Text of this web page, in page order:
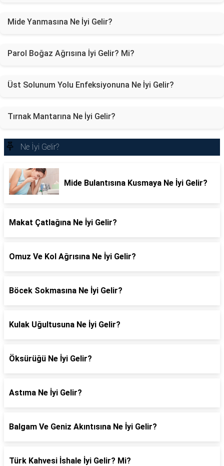
Mide Yanmasına Ne İyi Gelir?
Parol Boğaz Ağrısına İyi Gelir? Mi?
Üst Solunum Yolu Enfeksiyonuna Ne İyi Gelir?
Tırnak Mantarına Ne İyi Gelir?
Ne İyi Gelir?
Mide Bulantısına Kusmaya Ne İyi Gelir?
Makat Çatlağına Ne İyi Gelir?
Omuz Ve Kol Ağrısına Ne İyi Gelir?
Böcek Sokmasına Ne İyi Gelir?
Kulak Uğultusuna Ne İyi Gelir?
Öksürüğü Ne İyi Gelir?
Astıma Ne İyi Gelir?
Balgam Ve Geniz Akıntısına Ne İyi Gelir?
Türk Kahvesi İshale İyi Gelir? Mi?